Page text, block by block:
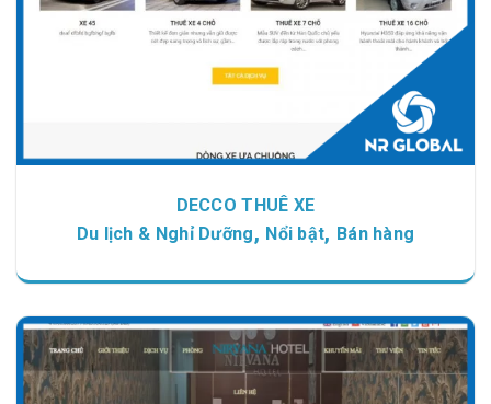
DECCO THUÊ XE
Du lịch & Nghỉ Dưỡng, Nổi bật, Bán hàng